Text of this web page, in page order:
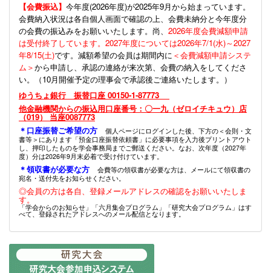
【会費振込】 今年度(2026年度)が2025年9月から始まっています。
会費納入状況は各自個人画面で確認の上、会費未納分と今年度分
の会費の振込みをお願いいたします。尚、 2026年度会費減額申請
は受付終了しています。2027年度については2026年7/1(水)～2027
年8/15(土)です。減額希望の会員は期間内に ＜会費減額申請システ
ム＞から申請し、承認の連絡が来次第、会費の納入をしてくださ
い。（10月開催予定の理事会で承認後ご連絡いたします。）
ゆうちょ銀行 振替口座 00150-1-87773
他金融機関からの振込用口座番号：〇一九（ゼロイチキュウ）店
（019） 当座0087773
＊口座振替ご希望の方
個人ページにログインした後、下方の＜会則・文
書等＞にあります「預金口座振替依頼書」に必要事項を入力後プリントアウト
し、押印したものを学会事務局までご郵送ください。なお、次年度（2027年
度）分は2026年9月末必着で受け付けています。
＊領収書が必要な方
会費等の領収書が必要な方は、メールにて領収書の
宛名・送付先をお知らせください。
◎会員の方は各自、登録メールアドレスの確認をお願いいたしま
す。
「学会からのお知らせ」「六月集会プログラム」「研究大会プログラム」はす
べて、登録されたアドレスへのメール配信となります。